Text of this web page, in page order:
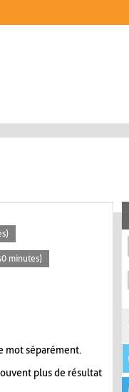
minutes)
mot séparément.
plus de résultat